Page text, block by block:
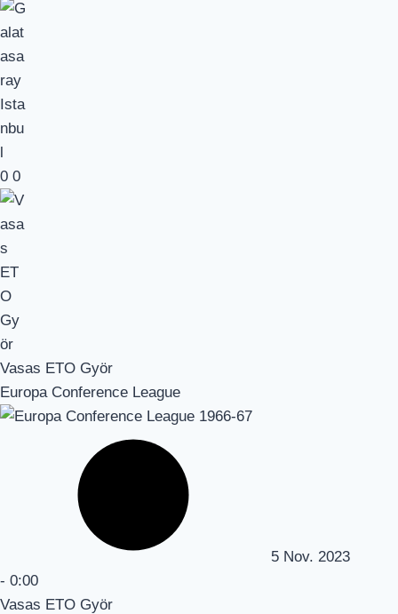
0 0
Vasas ETO Györ
Europa Conference League
5 Nov. 2023
- 0:00
Vasas ETO Györ